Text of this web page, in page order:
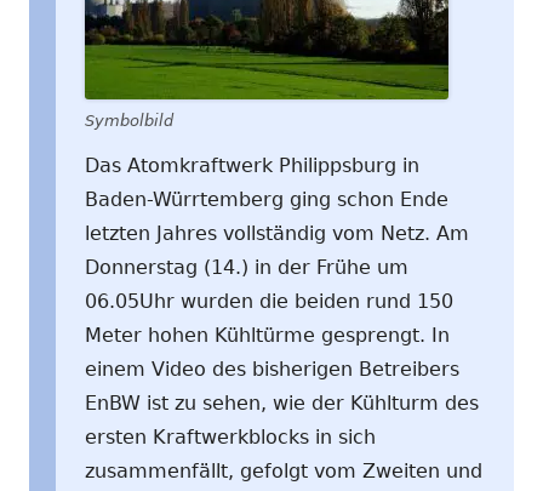
Symbolbild
Das Atomkraftwerk Philippsburg in
Baden-Würrtemberg ging schon Ende
letzten Jahres vollständig vom Netz. Am
Donnerstag (14.) in der Frühe um
06.05Uhr wurden die beiden rund 150
Meter hohen Kühltürme gesprengt. In
einem Video des bisherigen Betreibers
EnBW ist zu sehen, wie der Kühlturm des
ersten Kraftwerkblocks in sich
zusammenfällt, gefolgt vom Zweiten und